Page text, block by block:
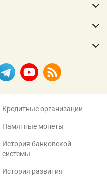
Кредитные организации
Памятные монеты
История банковской
системы
История развития